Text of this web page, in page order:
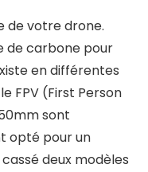
de votre drone.
de carbone pour
en différentes
FPV (First Person
sont
opté pour un
deux modèles